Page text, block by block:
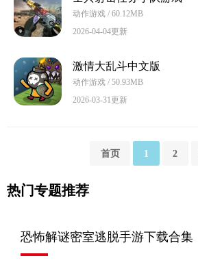
动作游戏 / 60.12MB
2026-04-04更新
激情大乱斗中文版
动作游戏 / 50.93MB
2026-03-31更新
首页 1 2
热门专题推荐
恐怖解谜密室逃脱手游下载合集